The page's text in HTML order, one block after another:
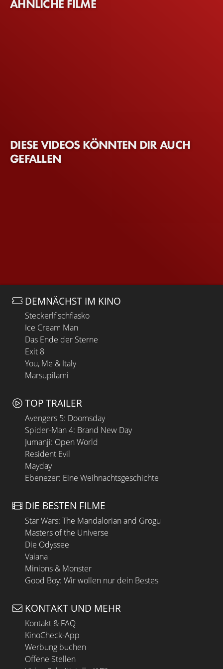
ÄHNLICHE FILME
DIESE VIDEOS KÖNNTEN DIR AUCH
GEFALLEN
DEMNÄCHST IM KINO
Steckerlfischfiasko
Ice Cream Man
Das Ende der Sterne
Exit 8
You, Me & Italy
Marsupilami
TOP TRAILER
Avengers 5: Doomsday
Spider-Man 4: Brand New Day
Jumanji: Open World
Resident Evil
Mayday
Ebenezer: Eine Weihnachtsgeschichte
DIE BESTEN FILME
Star Wars: The Mandalorian and Grogu
Masters of the Universe
Die Odyssee
Vaiana
Minions & Monster
Good Boy: Wir wollen nur dein Bestes
KONTAKT UND MEHR
Kontakt & FAQ
KinoCheck-App
Werbung buchen
Offene Stellen